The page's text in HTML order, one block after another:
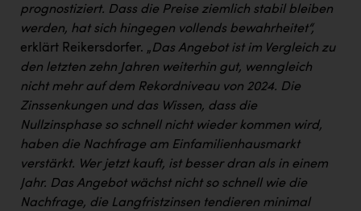
prognostiziert. Dass die Preise ziemlich stabil bleiben
werden, hat sich hingegen vollends bewahrheitet“,
erklärt Reikersdorfer. „Das Angebot ist im Vergleich zu
den letzten zehn Jahren weiterhin gut, wenngleich
nicht mehr auf dem Rekordniveau von 2024. Die
Zinssenkungen und das Wissen, dass die
Nullzinsphase so schnell nicht wieder kommen wird,
haben die Nachfrage am Einfamilienhausmarkt
verstärkt. Wer jetzt kauft, ist besser dran als in einem
Jahr. Das Angebot wächst nicht so schnell wie die
Nachfrage, die Langfristzinsen tendieren minimal